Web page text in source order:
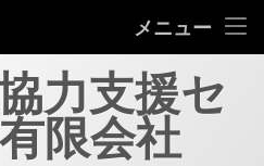
メニュー
ー（第33回）
務紹介
力支援セ
限会社